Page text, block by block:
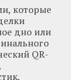
которые
дно или
QR-